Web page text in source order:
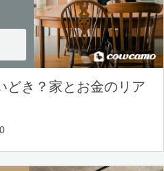
どき？家とお金のリア